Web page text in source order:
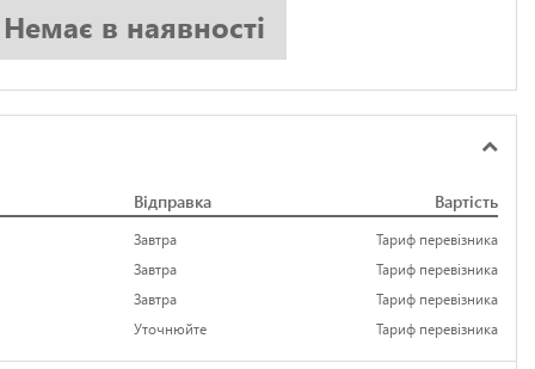
Немає в наявності
Відправка Вартість
Завтра
Тариф перевізника
Завтра
Тариф перевізника
Завтра
Тариф перевізника
Уточнюйте Тариф перевізника